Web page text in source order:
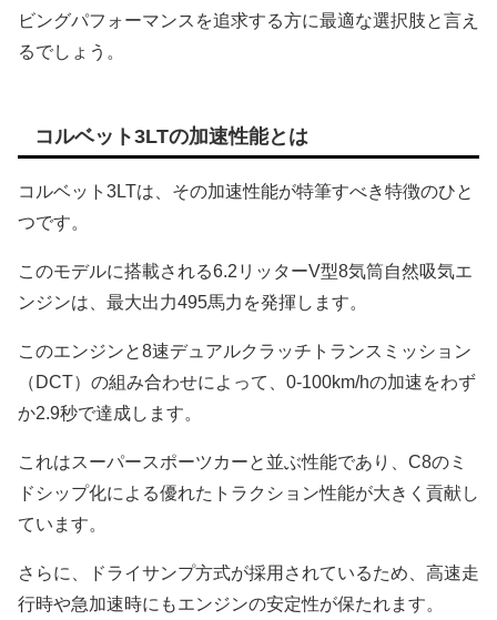
ビングパフォーマンスを追求する方に最適な選択肢と言え
るでしょう。
コルベット3LTの加速性能とは
コルベット3LTは、その加速性能が特筆すべき特徴のひと
つです。
このモデルに搭載される6.2リッターV型8気筒自然吸気エ
ンジンは、最大出力495馬力を発揮します。
このエンジンと8速デュアルクラッチトランスミッション
（DCT）の組み合わせによって、0-100km/hの加速をわず
か2.9秒で達成します。
これはスーパースポーツカーと並ぶ性能であり、C8のミ
ドシップ化による優れたトラクション性能が大きく貢献し
ています。
さらに、ドライサンプ方式が採用されているため、高速走
行時や急加速時にもエンジンの安定性が保たれます。